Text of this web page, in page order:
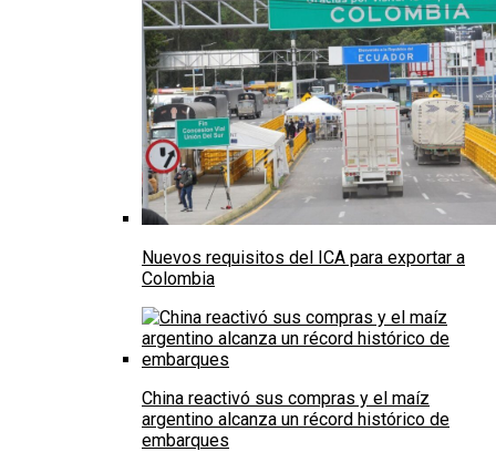
Nuevos requisitos del ICA para exportar a
Colombia
China reactivó sus compras y el maíz
argentino alcanza un récord histórico de
embarques